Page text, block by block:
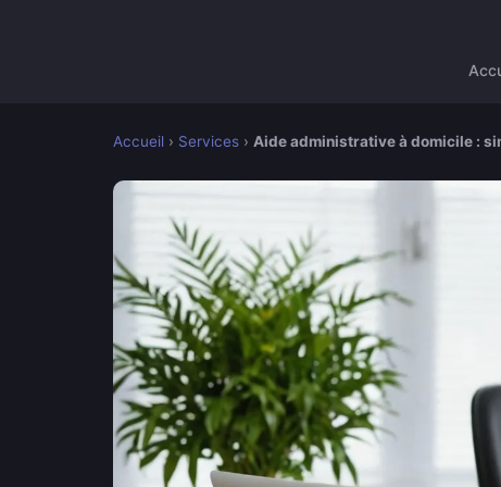
Accueil › Services › Aide administrative à domicile :